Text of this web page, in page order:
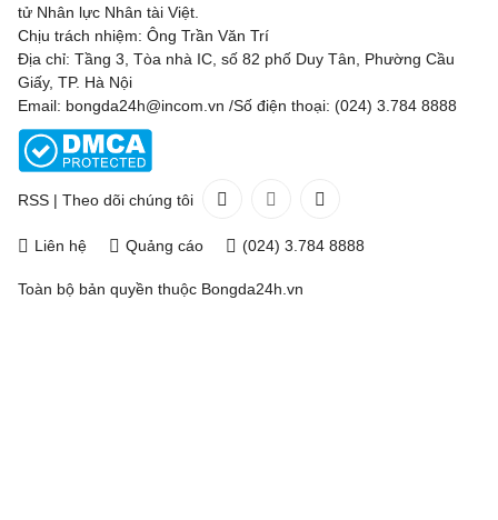
tử Nhân lực Nhân tài Việt.
Chịu trách nhiệm: Ông Trần Văn Trí
Địa chỉ: Tầng 3, Tòa nhà IC, số 82 phố Duy Tân, Phường Cầu
Giấy, TP. Hà Nội
Email: bongda24h@incom.vn /Số điện thoại: (024) 3.784 8888
RSS | Theo dõi chúng tôi
Liên hệ Quảng cáo (024) 3.784 8888
Toàn bộ bản quyền thuộc Bongda24h.vn